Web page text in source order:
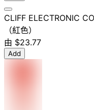
CLIFF ELECTRONIC
（紅色）
由 $23.77
Add